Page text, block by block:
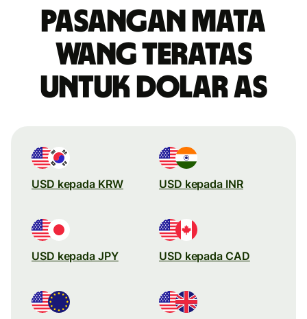
Pasangan mata
wang teratas
untuk dolar AS
USD kepada KRW USD kepada INR
USD kepada JPY USD kepada CAD